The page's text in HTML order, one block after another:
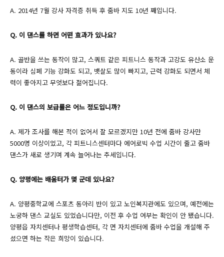
A. 2014년 7월 강사 자격증 취득 후 줌바 지도 10년 째입니다.
Q. 이 댄스를 하면 어떤 효과가 있나요?
A. 골반을 쓰는 동작이 많고, 스쿼트 같은 피트니스 동작과 고강도 유산소 운
동이라 심폐 기능 강화도 되고, 뱃살도 많이 빠지고, 근력 강화도 되면서 체
력이 좋아지고 무엇보다 젊어집니다.
Q. 이 댄스의 보급률은 어느 정도입니까?
A. 제가 조사를 해본 적이 없어서 잘 모르겠지만 10년 전에 줌바 강사만
5000명 이상이었고, 각 피트니스센터마다 에어로빅 수업 시간이 줄고 줌바
댄스가 새로 생기며 계속 늘어나는 추세입니다.
Q. 양평에는 배움터가 몇 군데 있나요?
A. 양평중학교에 스포츠 동아리 반이 있고 노인복지관에도 있으며, 예전에는
노궁하 댄스 교실도 있었습니다만, 이전 후 수업 여부는 확인이 안 됐습니다.
양평읍 자치센터나 평생학습센터, 각 면 자치센터에 줌바 수업을 개설해 주
셨으면 하는 작은 희망이 있습니다.